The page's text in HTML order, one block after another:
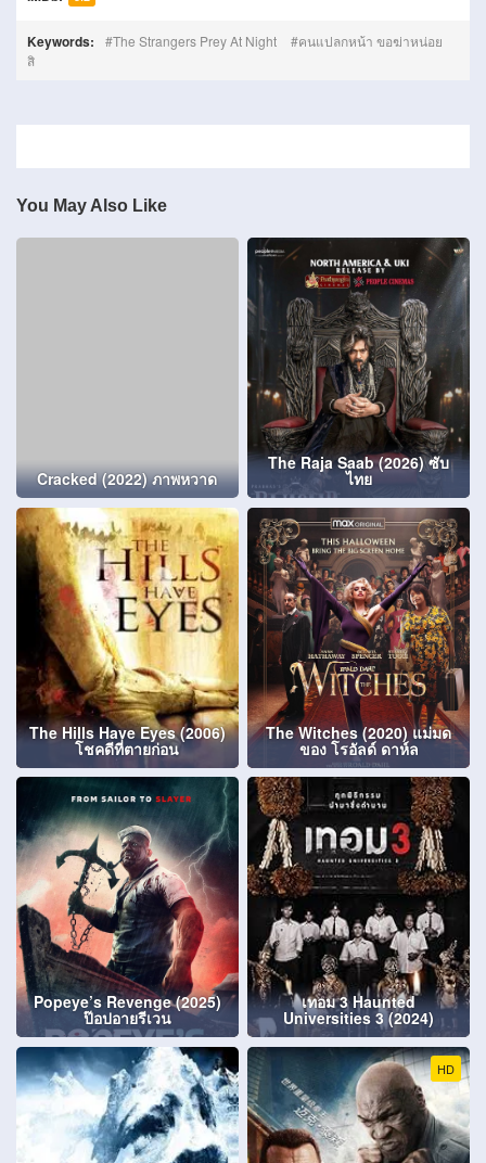
Keywords: The Strangers Prey At Night
คนแปลกหน้า ขอฆ่าหน่อย
สิ
You May Also Like
Cracked (2022) ภาพหวาด
The Raja Saab (2026) ซับ
ไทย
The Hills Have Eyes (2006)
โชคดีที่ตายก่อน
The Witches (2020) แม่มด
ของ โรอัลด์ ดาห์ล
Popeye’s Revenge (2025)
ป๊อปอายรีเวน
เทอม 3 Haunted
Universities 3 (2024)
HD